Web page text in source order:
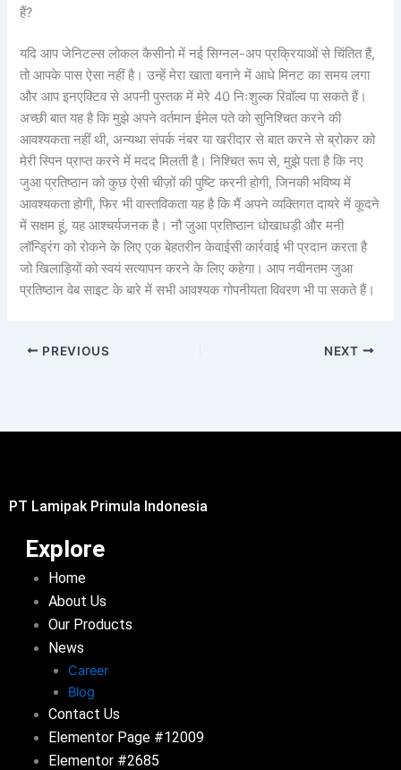
हैं?
यदि आप जेनिटल्स लोकल कैसीनो में नई सिग्नल-अप प्रक्रियाओं से चिंतित हैं,
तो आपके पास ऐसा नहीं है। उन्हें मेरा खाता बनाने में आधे मिनट का समय लगा
और आप इनएक्टिव से अपनी पुस्तक में मेरे 40 निःशुल्क रिवॉल्व पा सकते हैं।
अच्छी बात यह है कि मुझे अपने वर्तमान ईमेल पते को सुनिश्चित करने की
आवश्यकता नहीं थी, अन्यथा संपर्क नंबर या खरीदार से बात करने से ब्रोकर को
मेरी स्पिन प्राप्त करने में मदद मिलती है। निश्चित रूप से, मुझे पता है कि नए
जुआ प्रतिष्ठान को कुछ ऐसी चीज़ों की पुष्टि करनी होगी, जिनकी भविष्य में
आवश्यकता होगी, फिर भी वास्तविकता यह है कि मैं अपने व्यक्तिगत दायरे में कूदने
में सक्षम हूं, यह आश्चर्यजनक है। नौ जुआ प्रतिष्ठान धोखाधड़ी और मनी
लॉन्ड्रिंग को रोकने के लिए एक बेहतरीन केवाईसी कार्रवाई भी प्रदान करता है
जो खिलाड़ियों को स्वयं सत्यापन करने के लिए कहेगा। आप नवीनतम जुआ
प्रतिष्ठान वेब साइट के बारे में सभी आवश्यक गोपनीयता विवरण भी पा सकते हैं।
PREVIOUS NEXT
PT Lamipak Primula Indonesia
Explore
Home
About Us
Our Products
News
Career
Blog
Contact Us
Elementor Page #12009
Elementor #2685